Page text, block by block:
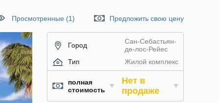
Просмотренные (1) Предложить свою цену
Город
Сан-Себастьян-
де-лос-Рейес
Тип
Жилой комплекс
полная
стоимость
Нет в
продаже